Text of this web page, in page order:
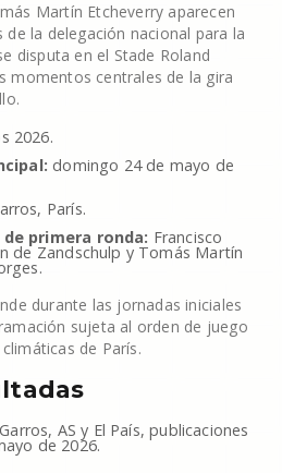
Martín Etcheverry aparecen
la delegación nacional para la
disputa en el Stade Roland
momentos centrales de la gira
2026.
domingo 24 de mayo de
París.
primera ronda: Francisco
de Zandschulp y Tomás Martín
durante las jornadas iniciales
sujeta al orden de juego
de París.
AS y El País, publicaciones
de 2026.